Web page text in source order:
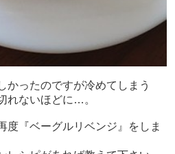
かったのですが冷めてしまう
れないほどに…。
度『ベーグルリベンジ』をしま